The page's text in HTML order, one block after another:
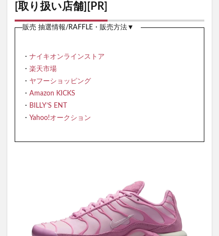
[取り扱い店舗][PR]
販売 抽選情報/RAFFLE・販売方法▼
・ ナイキオンラインストア
・ 楽天市場
・ ヤフーショッピング
・ Amazon KICKS
・ BILLY’S ENT
・ Yahoo!オークション